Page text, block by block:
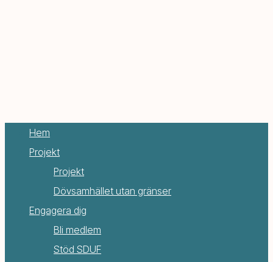
Hem
Projekt
Projekt
Dövsamhället utan gränser
Engagera dig
Bli medlem
Stöd SDUF